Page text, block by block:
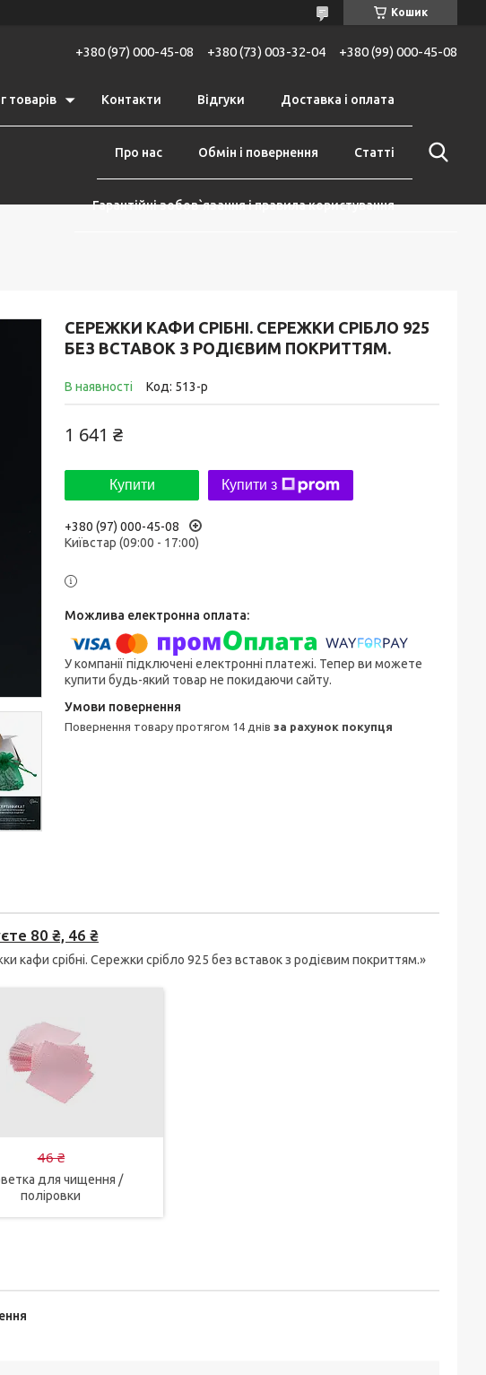
Кошик
+380 (97) 000-45-08 +380 (73) 003-32-04 +380 (99) 000-45-08
товарів Контакти Відгуки Доставка і оплата
Про нас Обмін і повернення Статті
Гарантійні зобов`язання і правила користування
СЕРЕЖКИ КАФИ СРІБНІ. СЕРЕЖКИ СРІБЛО 925
БЕЗ ВСТАВОК З РОДІЄВИМ ПОКРИТТЯМ.
В наявності Код: 513-р
1 641 ₴
Купити Купити з
+380 (97) 000-45-08
Київстар (09:00 - 17:00)
У компанії підключені електронні платежі. Тепер ви можете
купити будь-який товар не покидаючи сайту.
повернення товару протягом 14 днів за рахунок покупця
80 ₴, 46 ₴
кафи срібні. Сережки срібло 925 без вставок з родієвим покриттям.»
46 ₴
для чищення /
поліровки